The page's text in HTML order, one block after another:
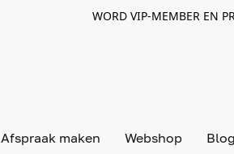
WORD VIP-MEMBER EN
Afspraak maken Webshop Blog